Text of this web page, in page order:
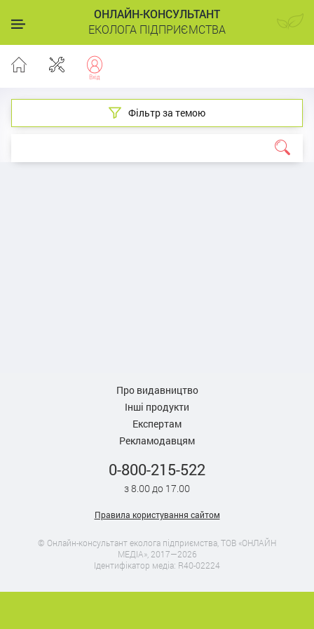
ОНЛАЙН-КОНСУЛЬТАНТ
ЕКОЛОГА ПІДПРИЄМСТВА
Фільтр за темою
Про видавництво
Інші продукти
Експертам
Рекламодавцям
0-800-215-522
з 8.00 до 17.00
Правила користування сайтом
© Онлайн-консультант еколога підприємства, ТОВ «ОНЛАЙН
МЕДІА», 2017—2026
Ідентифікатор медіа: R40-02224